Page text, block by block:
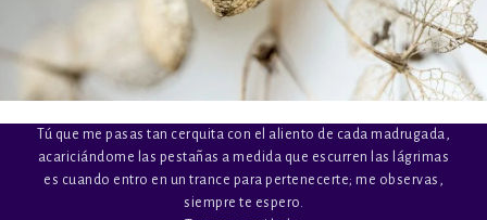
Tú que me pasas tan cerquita con el aliento de cada madrugada,
acariciándome las pestañas a medida que escurren las lágrimas
es cuando entro en un trance para pertenecerte; me observas,
siempre te espero.